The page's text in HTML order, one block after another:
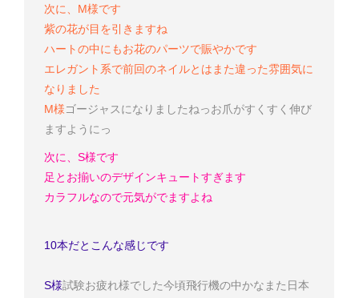
次に、M様です
紫の花が目を引きますね
ハートの中にもお花のパーツで賑やかです
エレガント系で前回のネイルとはまた違った雰囲気に
なりました
M様ゴージャスになりましたねっお爪がすくすく伸び
ますようにっ
次に、S様です
足とお揃いのデザインキュートすぎます
カラフルなので元気がでますよね
10本だとこんな感じです
S様試験お疲れ様でした今頃飛行機の中かな また日本